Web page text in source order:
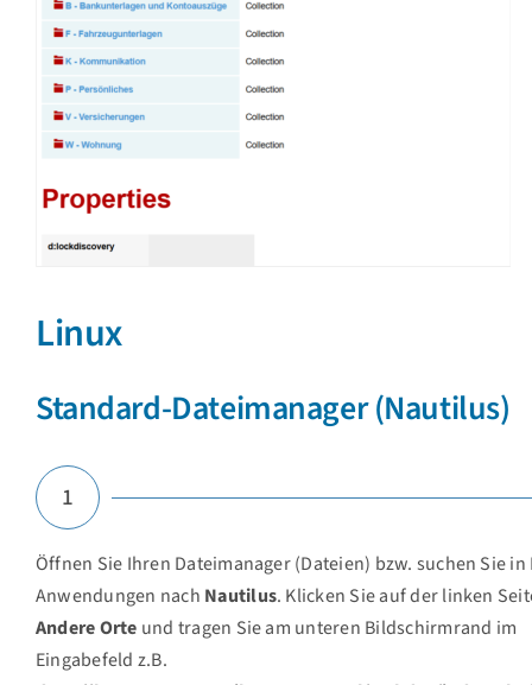
Linux
Standard-Dateimanager (Nautilus)
1
Öffnen Sie Ihren Dateimanager (Dateien) bzw. suchen Sie
Anwendungen nach Nautilus. Klicken Sie auf der linken
Andere Orte und tragen Sie am unteren Bildschirmrand im
Eingabefeld z.B.